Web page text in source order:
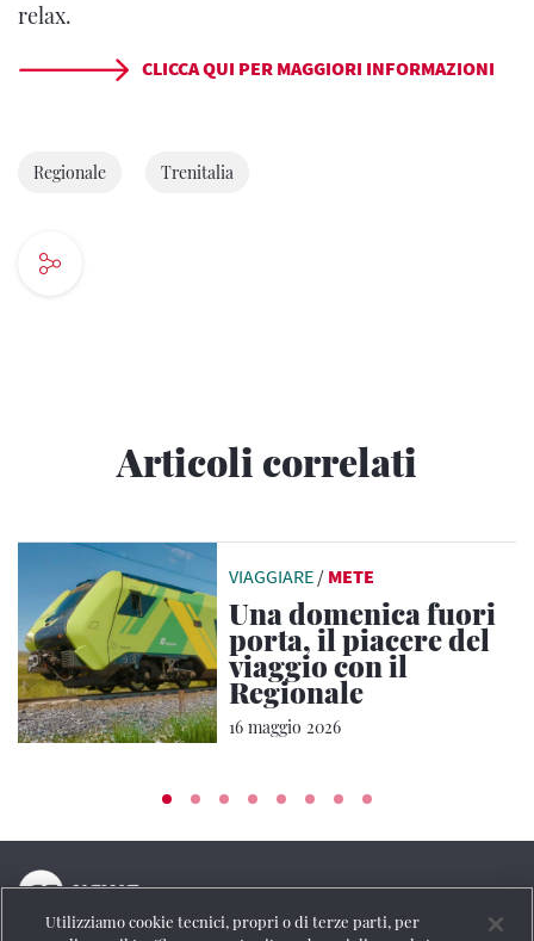
relax.
CLICCA QUI PER MAGGIORI INFORMAZIONI
Regionale Trenitalia
Articoli correlati
VIAGGIARE / METE
Una domenica fuori
porta, il piacere del
viaggio con il
Regionale
16 maggio 2026
La testata online del Gruppo FS Italiane
Utilizziamo cookie tecnici, propri o di terze parti, per